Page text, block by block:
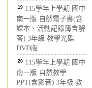
19 115學年上學期 國中
南一版 自然電子書(含
課本、活動記錄簿含解
答) 3年級 教學光碟
DVD版
20 115學年上學期 國中
南一版 自然教學
PPT(含影音) 3年級 教